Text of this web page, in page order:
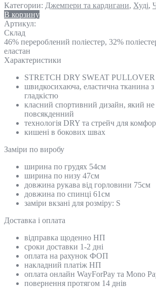
Категории: Джемпери та кардигани, Худі,
В корзину
Артикул:
Склад
46% перероблений поліестер, 32%
еластан
Характеристики
STRETCH DRY SWEAT
швидкосихаюча, еластична тканина з
гладкістю
класний спортивний дизайн, який не
повсякденний
технологія DRY та стрейч для
кишені в бокових швах
Замiри по виробу
ширина по грудях 54см
ширина по низу 47см
довжина рукава від горловини 75см
довжина по спинці 61см
заміри вкзані для розміру: S
Доставка і оплата
відправка щоденно НП
сроки доставки 1-2 дні
оплата на рахунок ФОП
накладний платіж НП
оплата онлайн WayForPay та Mono
повернення протягом 14 днів